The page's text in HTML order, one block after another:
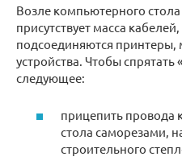
Возле компьютерного стола
присутствует масса
подсоединяются
устройства. Чтобы
следующее:
прицепить провода
стола саморезами,
строительного